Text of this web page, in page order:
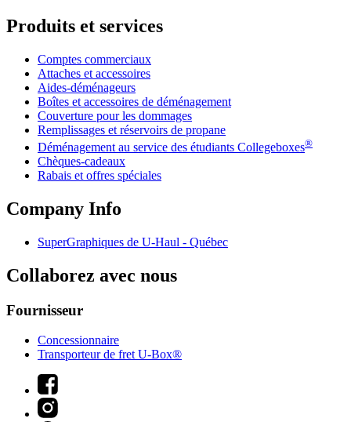
Produits et services
Comptes commerciaux
Attaches et accessoires
Aides-déménageurs
Boîtes et accessoires de déménagement
Couverture pour les dommages
Remplissages et réservoirs de propane
Déménagement au service des étudiants Collegeboxes®
Chèques-cadeaux
Rabais et offres spéciales
Company Info
SuperGraphiques de U-Haul - Québec
Collaborez avec nous
Fournisseur
Concessionnaire
Transporteur de fret U-Box®